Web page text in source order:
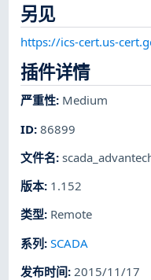
另见
https://ics-cert.us-
插件详情
严重性: Medium
ID:86899
文件名:
版本: 1.152
类型: Remote
系列:SCADA
发布时间:2015/11/17